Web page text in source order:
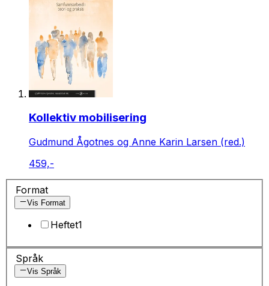
Kollektiv mobilisering
Gudmund Ågotnes og Anne Karin Larsen (red.)
459,-
Format
Vis Format
Heftet1
Språk
Vis Språk